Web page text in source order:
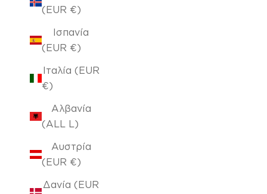
(EUR €)
Ισπανία
(EUR €)
Ιταλία (EUR
€)
Αλβανία
(ALL L)
Αυστρία
(EUR €)
Δανία (EUR